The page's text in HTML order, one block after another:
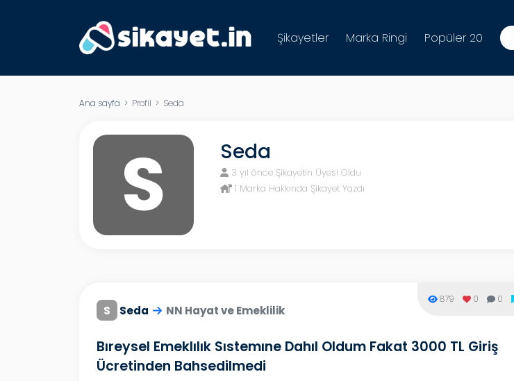
Şikayetler Marka Ringi Popüler 20
Ana sayfa > Profil > Seda
S Seda
3 yıl önce Şikayetin Üyesi Oldu
1 Marka Hakkında Şikayet Yazdı
S Seda NN Hayat ve Emeklilik
Bıreysel Emeklılık Sıstemıne Dahıl Oldum Fakat 3000 TL Giriş
Ücretinden Bahsedilmedi
879 0 0